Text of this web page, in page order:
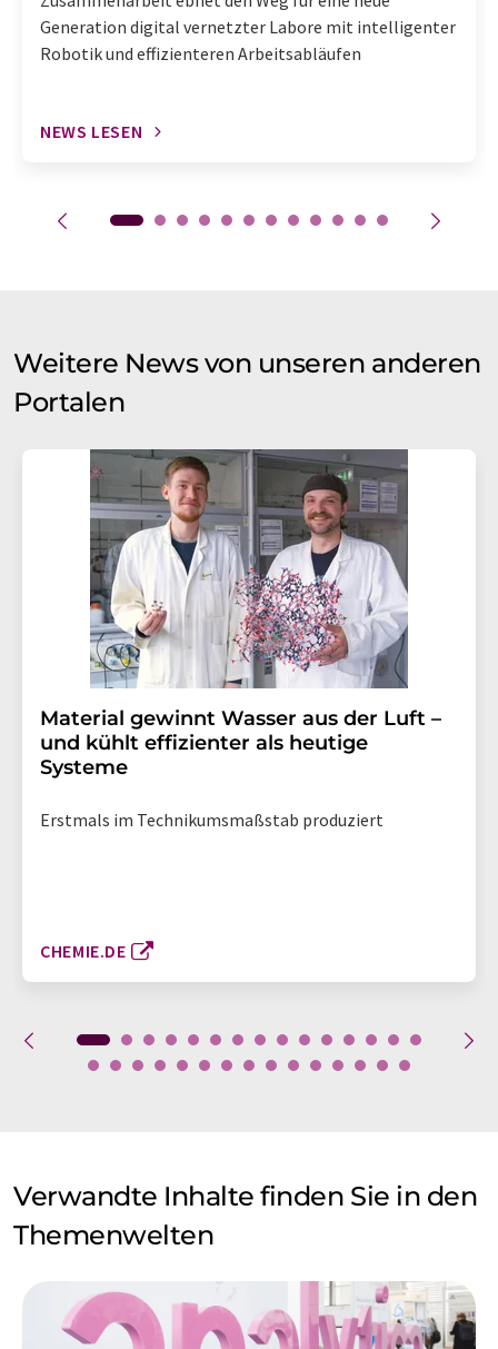
Generation digital vernetzter Labore mit intelligenter
Robotik und effizienteren Arbeitsabläufen
NEWS LESEN
Weitere News von unseren anderen
Portalen
Material gewinnt Wasser aus der Luft –
und kühlt effizienter als heutige
Systeme
Erstmals im Technikumsmaßstab produziert
CHEMIE.DE
Verwandte Inhalte finden Sie in den
Themenwelten